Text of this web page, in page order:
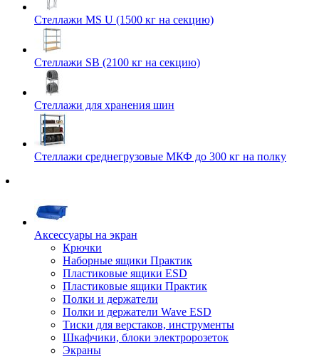
Стеллажи MS U (1500 кг на секцию)
Стеллажи SB (2100 кг на секцию)
Стеллажи для хранения шин
Стеллажи среднегрузовые МКФ до 300 кг на полку
Аксессуары на экран
Крючки
Наборные ящики Практик
Пластиковые ящики ESD
Пластиковые ящики Практик
Полки и держатели
Полки и держатели Wave ESD
Тиски для верстаков, инструменты
Шкафчики, блоки электророзеток
Экраны